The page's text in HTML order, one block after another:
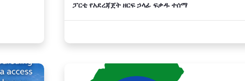
ፓርቲ የአደረጃጀት ዘርፍ ኃላፊ ፍቃዱ ተሰማ